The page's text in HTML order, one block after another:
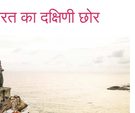
का दक्षिणी छोर